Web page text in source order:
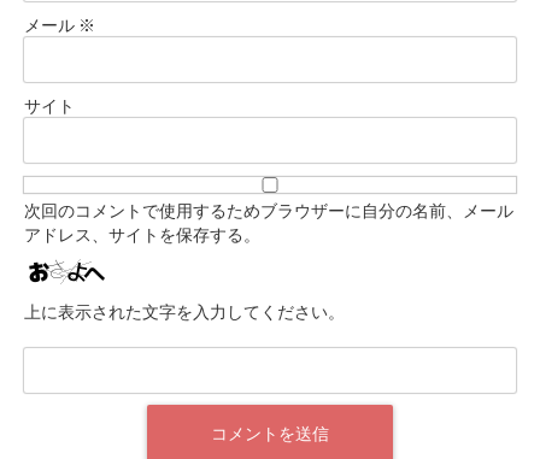
メール ※
サイト
次回のコメントで使用するためブラウザーに自分の名前、メール
アドレス、サイトを保存する。
上に表示された文字を入力してください。